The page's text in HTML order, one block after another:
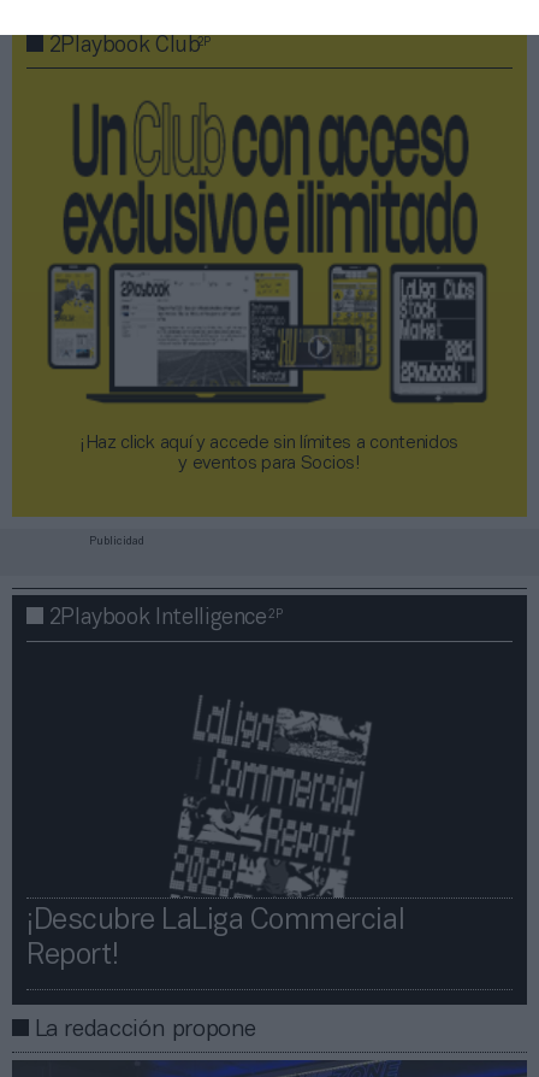
2Playbook Club2P
¡Haz click aquí y accede sin límites a contenidos
y eventos para Socios!​​​​​​​
Publicidad
2Playbook Intelligence2P
¡Descubre LaLiga Commercial
Report!​​
La redacción propone